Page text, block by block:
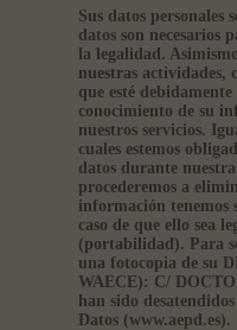
Sus datos personales
datos son necesarios
la legalidad.
nuestras actividades,
que esté
conocimiento de su
nuestros servicios.
cuales estemos
datos durante
procederemos a
información tenemos
caso de que ello sea
(portabilidad). Para
una fotocopia de su
WAECE): C/
han sido
Datos (www.aepd.es).